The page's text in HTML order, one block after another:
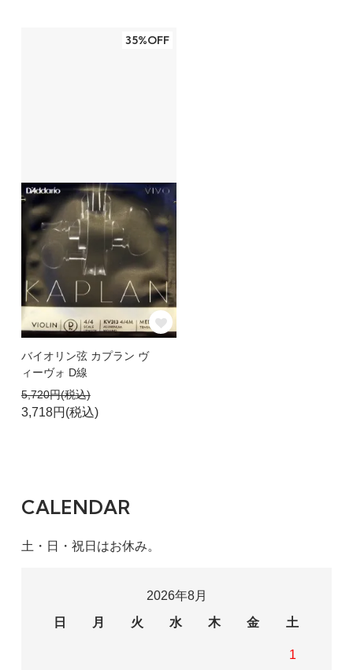
35%OFF
バイオリン弦 カプラン ヴ
ィーヴォ D線
5,720円(税込)
3,718円(税込)
CALENDAR
土・日・祝日はお休み。
2026年8月
日
月 火 水 木 金 土
1